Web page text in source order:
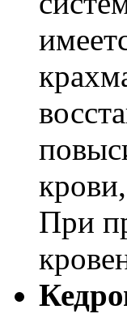
При